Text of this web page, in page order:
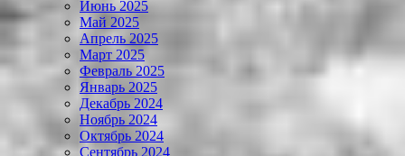
Июнь 2025
Май 2025
Апрель 2025
Март 2025
Февраль 2025
Январь 2025
Декабрь 2024
Ноябрь 2024
Октябрь 2024
Сентябрь 2024